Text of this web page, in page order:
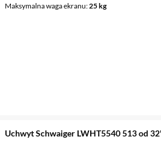
Maksymalna waga ekranu 25 kg
Uchwyt Schwaiger LWHT5540 513 od